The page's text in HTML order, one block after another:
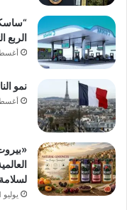
الربع
أغسطس
نمو
أغسطس
يوليو 31, 2026